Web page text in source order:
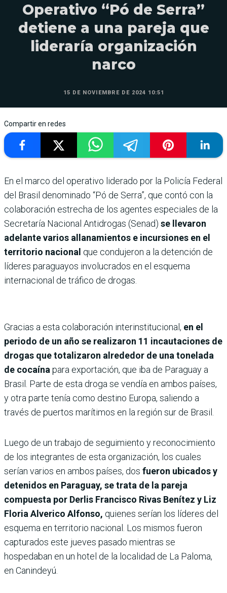
Operativo “Pó de Serra”
detiene a una pareja que
lideraría organización
narco
15 DE NOVIEMBRE DE 2024 10:51
Compartir en redes
En el marco del operativo liderado por la Policía Federal
del Brasil denominado “Pó de Serra”, que contó con la
colaboración estrecha de los agentes especiales de la
Secretaría Nacional Antidrogas (Senad) se llevaron
adelante varios allanamientos e incursiones en el
territorio nacional que condujeron a la detención de
líderes paraguayos involucrados en el esquema
internacional de tráfico de drogas.
Gracias a esta colaboración interinstitucional, en el
periodo de un año se realizaron 11 incautaciones de
drogas que totalizaron alrededor de una tonelada
de cocaína para exportación, que iba de Paraguay a
Brasil. Parte de esta droga se vendía en ambos países,
y otra parte tenía como destino Europa, saliendo a
través de puertos marítimos en la región sur de Brasil.
Luego de un trabajo de seguimiento y reconocimiento
de los integrantes de esta organización, los cuales
serían varios en ambos países, dos fueron ubicados y
detenidos en Paraguay, se trata de la pareja
compuesta por Derlis Francisco Rivas Benítez y Liz
Floria Alverico Alfonso, quienes serían los líderes del
esquema en territorio nacional. Los mismos fueron
capturados este jueves pasado mientras se
hospedaban en un hotel de la localidad de La Paloma,
en Canindeyú.